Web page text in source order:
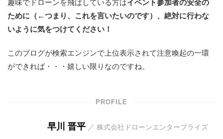
趣味でドローンを飛ばしている方はイベント参加者の安全の
ために（←つまり、これを言いたいのです）、絶対に行わな
いように気をつけてください！
このブログが検索エンジンで上位表示されて注意喚起の一環
ができれば・・・嬉しい限りなのですね。
PROFILE
早川 晋平 ／ 株式会社ドローンエンタープライズ